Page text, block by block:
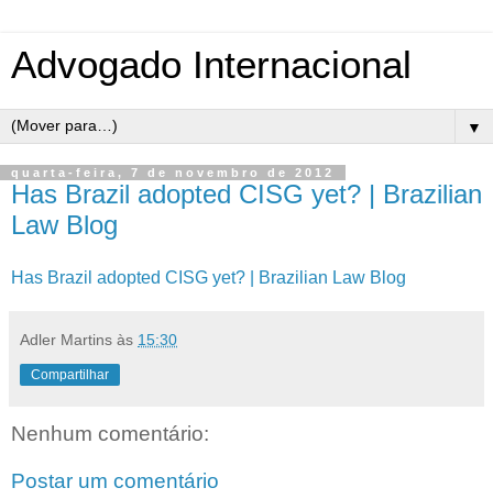
Advogado Internacional
▼
quarta-feira, 7 de novembro de 2012
Has Brazil adopted CISG yet? | Brazilian
Law Blog
Has Brazil adopted CISG yet? | Brazilian Law Blog
Adler Martins às 15:30
Compartilhar
Nenhum comentário:
Postar um comentário